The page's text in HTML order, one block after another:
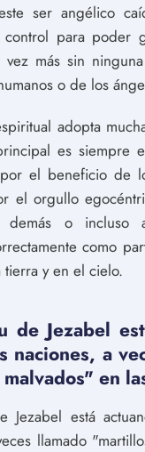
ser angélico
para poder
vez más sin
o de los
adopta
es siempre
el beneficio de
el orgullo
o incluso
como
y en el cielo.
de Jezabel
naciones, a
en
Jezabel está
llamado